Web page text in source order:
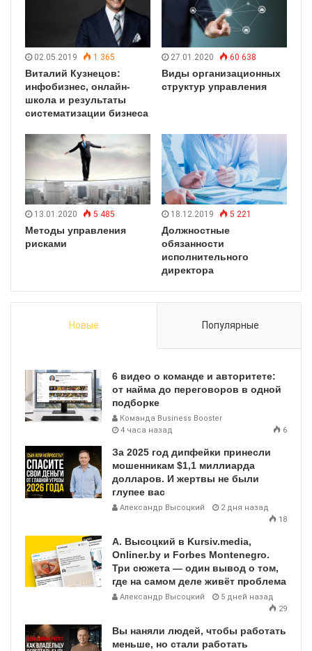
02.05.2019 1 365
Виталий Кузнецов:
инфобизнес, онлайн-
школа и результаты
систематизации бизнеса
27.01.2020 60 638
Виды организационных
структур управления
13.01.2020 5 485
Методы управления
рисками
18.12.2019 5 221
Должностные
обязанности
исполнительного
директора
Новые Популярные
6 видео о команде и авторитете:
от найма до переговоров в одной
подборке
Команда Business Booster
4 часа назад
6
За 2025 год дипфейки принесли
мошенникам $1,1 миллиарда
долларов. И жертвы не были
глупее вас
Александр Высоцкий
2 дня назад
18
А. Высоцкий в Kursiv.media,
Onliner.by и Forbes Montenegro.
Три сюжета — один вывод о том,
где на самом деле живёт проблема
Александр Высоцкий
5 дней назад
29
Вы наняли людей, чтобы работать
меньше, но стали работать